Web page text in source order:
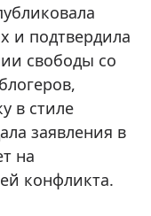
и подтвердила
свободы со
в стиле
заявления в
на
конфликта.